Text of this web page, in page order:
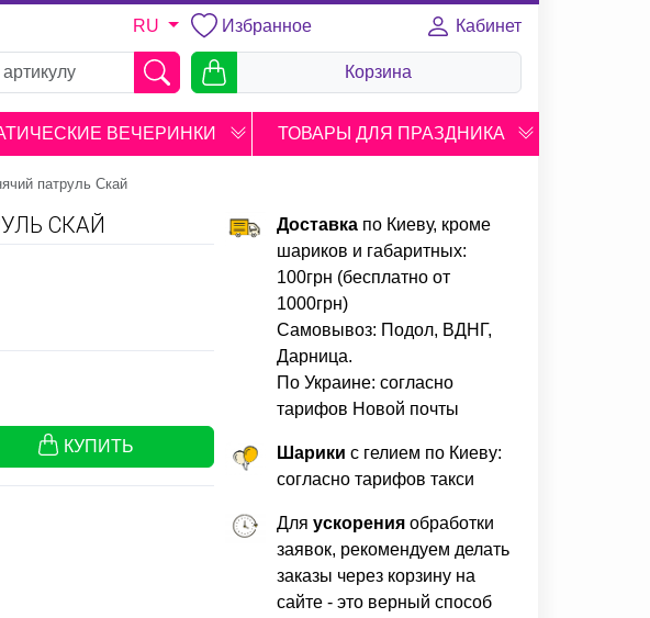
RU Избранное
Кабинет
Корзина
ВЕЧЕРИНКИ ТОВАРЫ ДЛЯ ПРАЗДНИКА
патруль Скай
СКАЙ
КУПИТЬ
Доставкапо Киеву, кроме
шариков и габаритных:
100грн (бесплатно от
1000грн)
Самовывоз: Подол, ВДНГ,
Дарница.
По Украине: согласно
тарифов Новой почты
Шарики с гелием по Киеву:
согласно тарифов такси
Для ускоренияобработки
заявок, рекомендуем делать
заказы через корзину на
сайте - это верный способ